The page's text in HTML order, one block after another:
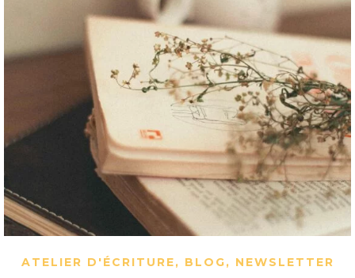
ATELIER D'ÉCRITURE, BLOG, NEWSLETTER